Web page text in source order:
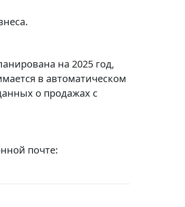
на 2025 год,
в автоматическом
о продажах с
почте: